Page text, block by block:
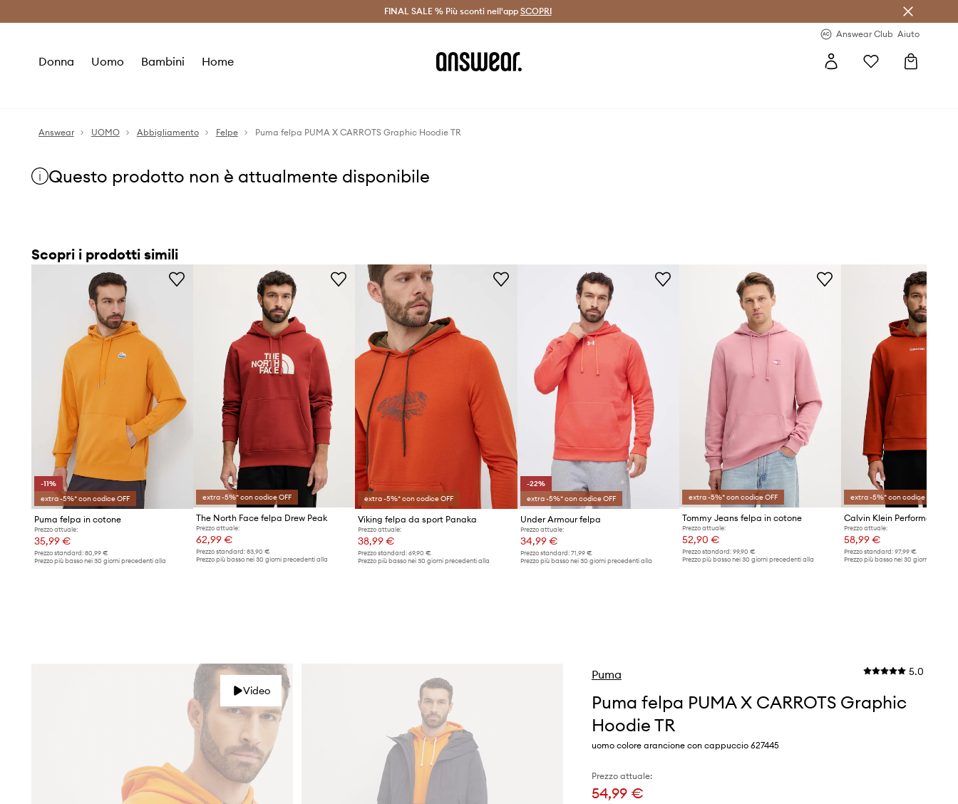
Risparmia con Answear Club > Spedizione entro 24 ore >
FINAL SALE % Più sconti nell'app SCOPRI
Answear Club Aiuto
Donna Uomo Bambini Home
Answear UOMO Abbigliamento Felpe Puma felpa PUMA X CARROTS Graphic Hoodie TR
Questo prodotto non è attualmente disponibile
Scopri i prodotti simili
-11%
extra -5%* con codice OFF
Puma felpa in cotone
Prezzo attuale:
35,99 €
Prezzo standard: 80,99 €
Prezzo più basso nei 30 giorni precedenti alla
extra -5%* con codice OFF
The North Face felpa Drew Peak
Prezzo attuale:
62,99 €
Prezzo standard:83,90 €
Prezzo più basso nei 30 giorni precedenti alla
extra -5%* con codice OFF
Viking felpa da sport Panaka
Prezzo attuale:
38,99 €
Prezzo standard: 69,90 €
Prezzo più basso nei 30 giorni precedenti alla
-22%
extra -5%* con codice OFF
Under Armour felpa
Prezzo attuale:
34,99 €
Prezzo standard: 71,99 €
Prezzo più basso nei 30 giorni precedenti alla
extra -5%* con codice OFF
Tommy Jeans felpa in cotone
Prezzo attuale:
52,90 €
Prezzo standard:99,90 €
Prezzo più basso nei 30 giorni precedenti alla
extra -5%* con codice OFF
Calvin Klein Performance
Prezzo attuale:
58,99 €
Prezzo standard: 97,99 €
Prezzo più basso nei 30 giorni
Video
Puma 5.0
Puma felpa PUMA X CARROTS Graphic
Hoodie TR
uomo colore arancione con cappuccio 627445
Prezzo attuale:
54,99 €